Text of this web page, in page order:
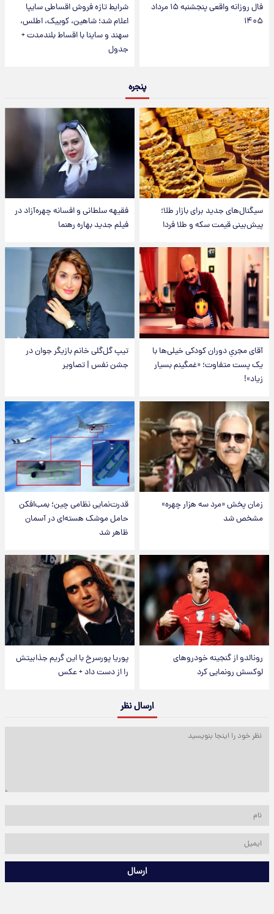
فال روزانه واقعی پنجشنبه ۱۵ مرداد
۱۴۰۵
شرایط تازه فروش اقساطی سایپا
اعلام شد؛ شاهین، کوییک، اطلس،
سهند و ساینا با اقساط بلندمدت +
جدول
پنجره
سیگنال‌های جدید برای بازار طلا؛
پیش‌بینی قیمت سکه و طلا فردا
فقیهه سلطانی و افسانه چهره‌آزاد در
فیلم جدید بهاره رهنما
آقای مجریِ دوران کودکی خیلی‌ها با
یک پست متفاوت؛ «غمگینم بسیار
زیاد»!
تیپ گل‌گلی خانم بازیگر جوان در
جشن نفس | تصاویر
زمان پخش «مرد سه هزار چهره»
مشخص شد
قدرت‌نمایی نظامی چین؛ بمب‌افکن
حامل موشک هسته‌ای در آسمان
ظاهر شد
رونالدو از گنجینه خودروهای
لوکسش رونمایی کرد
پوریا پورسرخ با این گریم جذابیتش
را از دست داد + عکس
ارسال نظر
ارسال